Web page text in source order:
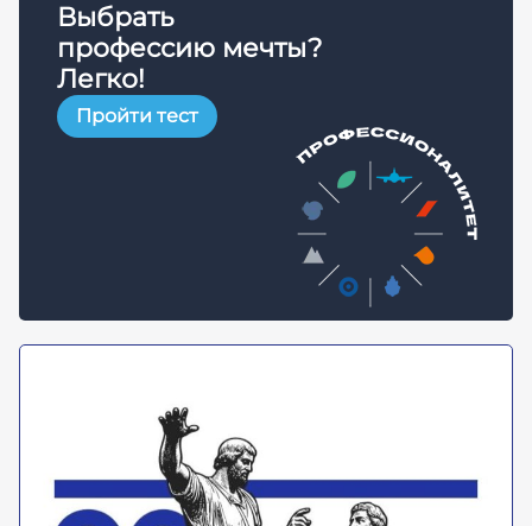
Выбрать
профессию мечты?
Легко!
Пройти тест